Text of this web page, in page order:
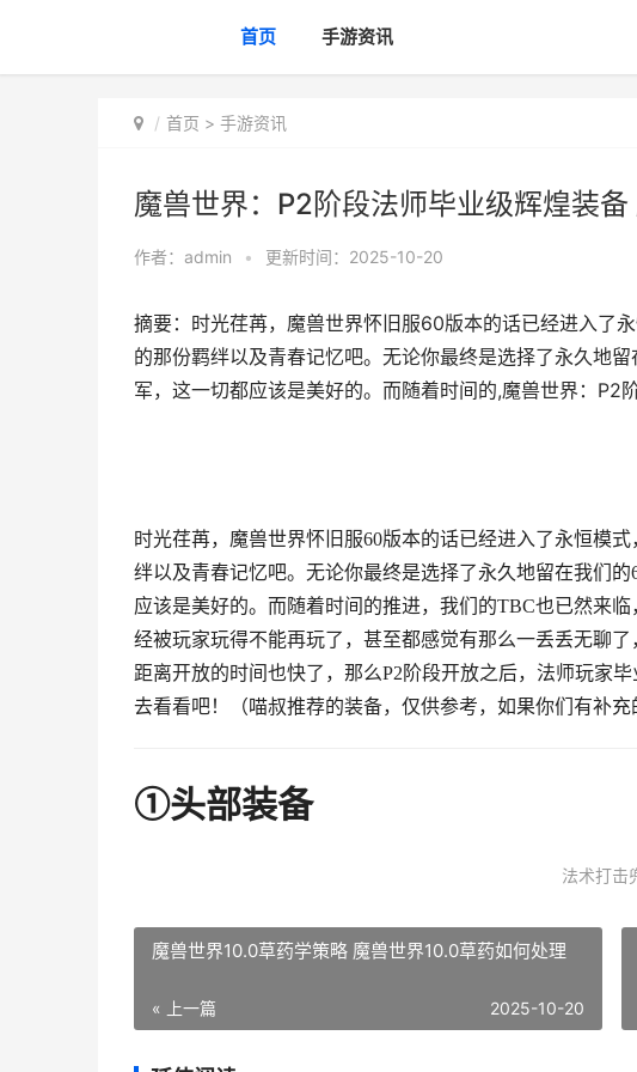
首页 手游资讯
首页 > 手游资讯
魔兽世界：P2阶段法师毕业级辉煌装
作者： admin • 更新时间：2025-10-20
摘要：时光荏苒，魔兽世界怀旧服60版本的话已经进入了
的那份羁绊以及青春记忆吧。无论你最终是选择了永久地
军，这一切都应该是美好的。而随着时间的,魔兽世界：P2
时光荏苒，魔兽世界怀旧服60版本的话已经进入了永恒模
绊以及青春记忆吧。无论你最终是选择了永久地留在我们
应该是美好的。而随着时间的推进，我们的TBC也已然来
经被玩家玩得不能再玩了，甚至都感觉有那么一丢丢无聊
距离开放的时间也快了，那么P2阶段开放之后，法师玩家
去看看吧！（喵叔推荐的装备，仅供参考，如果你们有补充
①头部装备
法术打击
魔兽世界10.0草药学策略 魔兽世界10.0草药如何处理
« 上一篇 2025-10-20